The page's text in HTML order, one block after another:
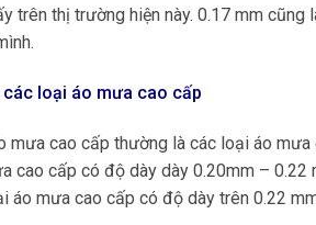
trên thị trường hiện này. 0.17 mm
loại áo mưa cao cấp
mưa cao cấp thường là các loại áo
cao cấp có độ dày dày 0.20mm –
áo mưa cao cấp có độ dày trên 0.22